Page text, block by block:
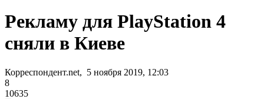
Рекламу для PlayStation 4
сняли в Киеве
Корреспондент.net, 5 ноября 2019, 12:03
8
10635